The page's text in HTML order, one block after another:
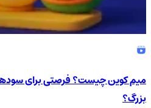
میم کوین چیست؟ فرصتی برای
بزرگ؟